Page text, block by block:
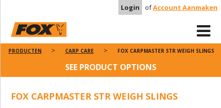
Login ofAccount Aanmaken
PRODUCTEN CARP CARE FOX CARPMASTER STR WEIGH SLINGS
SEE PRODUCT OPTIONS
FOX CARPMASTER STR WEIGH SLINGS